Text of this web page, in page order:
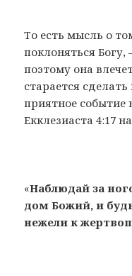
То есть мысль о
поклоняться
поэтому она
старается
приятное событие
Екклезиаста 4:17
«Наблюдай за
дом Божий, и
нежели к